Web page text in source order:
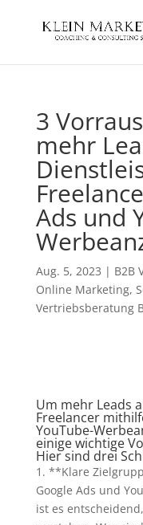
3
mehr
Ads und
Aug. 5, 2023 | B2B
Online Marketing,
Vertriebsberatung
Um mehr Leads
Freelancer
YouTube-
einige wichtige
Hier sind drei
1. **Klare
Google Ads und
ist es